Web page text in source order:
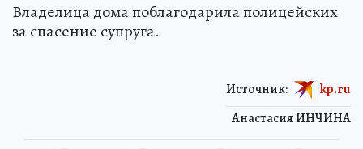
Владелица дома поблагодарила полицейских
за спасение супруга.
Анастасия ИНЧИНА
Источник: kp.ru